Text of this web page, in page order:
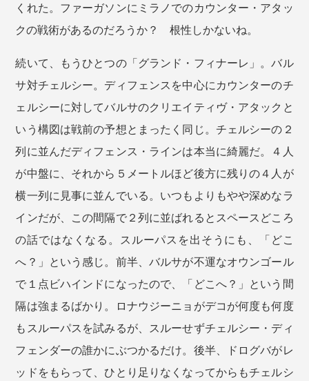
くれた。ファーガソンにミラノでのカウンター・アタッ
クの戦術があるのだろうか？ 根性しかないね。
続いて、もうひとつの「グランド・フィナーレ」。バル
サ対チェルシー。ディフェンスを中心にカウンターのチ
ェルシーに対してバルサのクリエイティヴ・アタックと
いう構図は戦前の予想とまったく同じ。チェルシーの２
列に並んだディフェンス・ラインは本当に綺麗だ。４人
が中盤に、それから５メートルほど後方に残りの４人が
横一列に見事に並んでいる。いつもよりもやや深めなラ
インだが、この間隔で２列に並ばれるとスペースどころ
の話ではなくなる。スルーパスを出そうにも、「どこ
へ？」という感じ。前半、バルサが不運なオウンゴール
で１点ビハインドになったので、「どこへ？」という間
隔は強まるばかり。ロナウジーニョがデコが何度も何度
もスルーパスを試みるが、スルーせずチェルシー・ディ
フェンダーの誰かにぶつかるだけ。後半、ドログバがレ
ッドをもらって、ひとり足りなくなってからもチェルシ